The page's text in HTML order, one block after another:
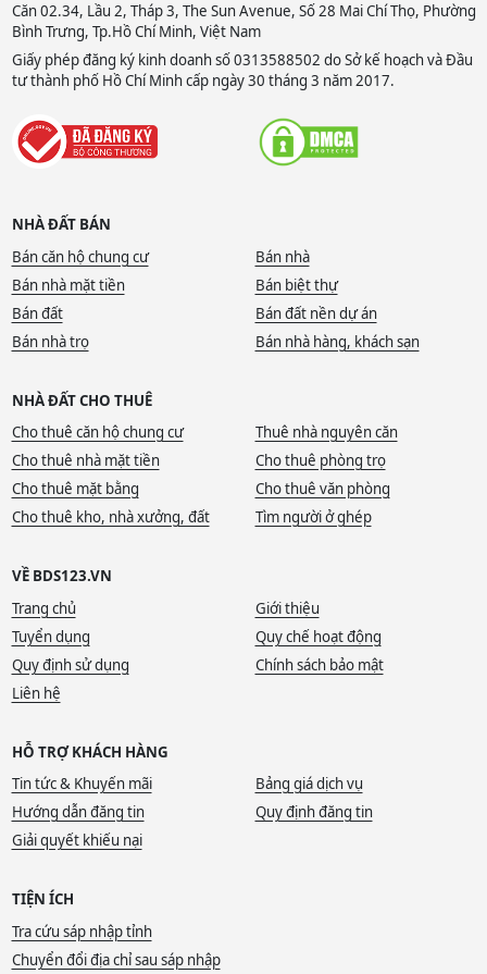
Căn 02.34, Lầu 2, Tháp 3, The Sun Avenue, Số 28 Mai Chí Thọ, Phường
Bình Trưng, Tp.Hồ Chí Minh, Việt Nam
Giấy phép đăng ký kinh doanh số 0313588502 do Sở kế hoạch và Đầu
tư thành phố Hồ Chí Minh cấp ngày 30 tháng 3 năm 2017.
NHÀ ĐẤT BÁN
Bán căn hộ chung cư
Bán nhà
Bán nhà mặt tiền
Bán biệt thự
Bán đất
Bán đất nền dự án
Bán nhà trọ
Bán nhà hàng, khách sạn
NHÀ ĐẤT CHO THUÊ
Cho thuê căn hộ chung cư
Thuê nhà nguyên căn
Cho thuê nhà mặt tiền
Cho thuê phòng trọ
Cho thuê mặt bằng
Cho thuê văn phòng
Cho thuê kho, nhà xưởng, đất
Tìm người ở ghép
VỀ BDS123.VN
Trang chủ
Giới thiệu
Tuyển dụng
Quy chế hoạt động
Quy định sử dụng
Chính sách bảo mật
Liên hệ
HỖ TRỢ KHÁCH HÀNG
Tin tức & Khuyến mãi
Bảng giá dịch vụ
Hướng dẫn đăng tin
Quy định đăng tin
Giải quyết khiếu nại
TIỆN ÍCH
Tra cứu sáp nhập tỉnh
Chuyển đổi địa chỉ sau sáp nhập